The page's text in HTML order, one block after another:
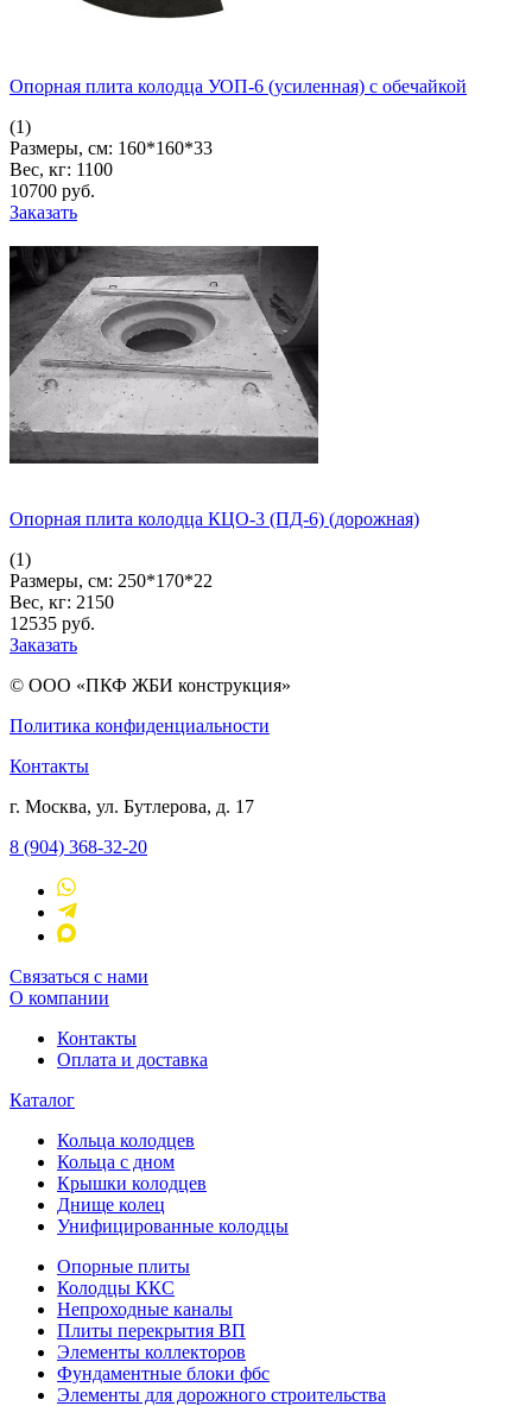
Опорная плита колодца УОП-6 (усиленная) с обечайкой
(1)
Размеры, см: 160*160*33
Вес, кг: 1100
10700 pуб.
Заказать
Опорная плита колодца КЦО-3 (ПД-6) (дорожная)
(1)
Размеры, см: 250*170*22
Вес, кг: 2150
12535 pуб.
Заказать
© ООО «ПКФ ЖБИ конструкция»
Политика конфиденциальности
Контакты
г. Москва, ул. Бутлерова, д. 17
8 (904) 368-32-20
Связаться с нами
О компании
Контакты
Оплата и доставка
Каталог
Кольца колодцев
Кольца с дном
Крышки колодцев
Днище колец
Унифицированные колодцы
Опорные плиты
Колодцы ККС
Непроходные каналы
Плиты перекрытия ВП
Элементы коллекторов
Фундаментные блоки фбс
Элементы для дорожного строительства